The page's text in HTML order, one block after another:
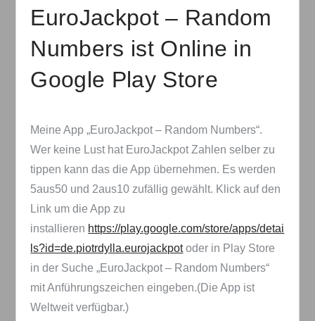
EuroJackpot – Random
Numbers ist Online in
Google Play Store
Meine App „EuroJackpot – Random Numbers“.
Wer keine Lust hat EuroJackpot Zahlen selber zu
tippen kann das die App übernehmen. Es werden
5aus50 und 2aus10 zufällig gewählt. Klick auf den
Link um die App zu
installieren https://play.google.com/store/apps/detai
ls?id=de.piotrdylla.eurojackpotoder in Play Store
in der Suche „EuroJackpot – Random Numbers“
mit Anführungszeichen eingeben.(Die App ist
Weltweit verfügbar.)